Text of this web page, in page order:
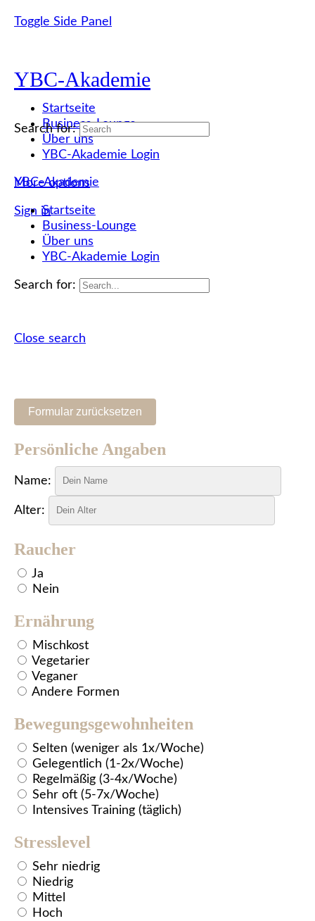
Toggle Side Panel
Startseite
Business-Lounge
Über uns
YBC-Akademie Login
More options
Sign in
YBC-Akademie
Search for:
YBC-Akademie
Startseite
Business-Lounge
Über uns
YBC-Akademie Login
Search for:
Close search
Formular zurücksetzen
Persönliche Angaben
Name:
Alter:
Raucher
Ja
Nein
Ernährung
Mischkost
Vegetarier
Veganer
Andere Formen
Bewegungsgewohnheiten
Selten (weniger als 1x/Woche)
Gelegentlich (1-2x/Woche)
Regelmäßig (3-4x/Woche)
Sehr oft (5-7x/Woche)
Intensives Training (täglich)
Stresslevel
Sehr niedrig
Niedrig
Mittel
Hoch